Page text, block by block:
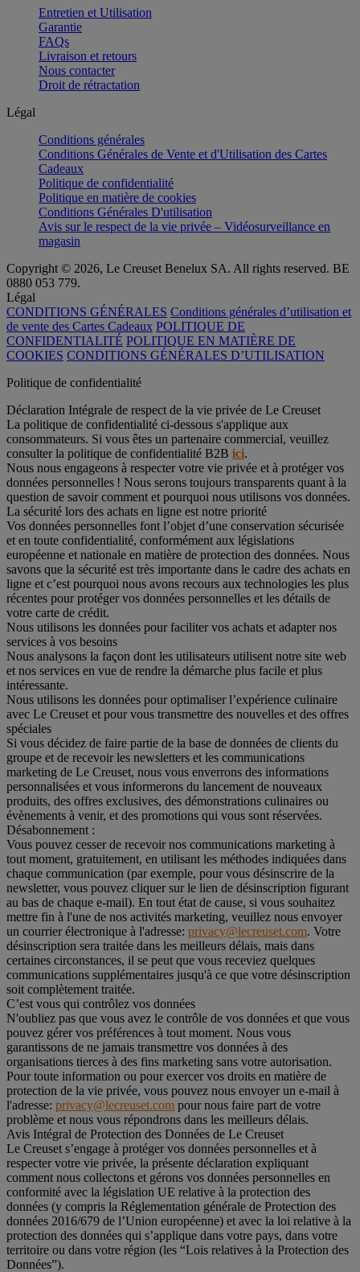
Entretien et Utilisation
Garantie
FAQs
Livraison et retours
Nous contacter
Droit de rétractation
Légal
Conditions générales
Conditions Générales de Vente et d'Utilisation des Cartes
Cadeaux
Politique de confidentialité
Politique en matière de cookies
Conditions Générales D'utilisation
Avis sur le respect de la vie privée – Vidéosurveillance en
magasin
Copyright © 2026, Le Creuset Benelux SA. All rights reserved. BE
0880 053 779.
Légal
CONDITIONS GÉNÉRALES Conditions générales d’utilisation et
de vente des Cartes Cadeaux POLITIQUE DE
CONFIDENTIALITÉ POLITIQUE EN MATIÈRE DE
COOKIES CONDITIONS GÉNÉRALES D’UTILISATION
Politique de confidentialité
Déclaration Intégrale de respect de la vie privée de Le Creuset
La politique de confidentialité ci-dessous s'applique aux
consommateurs. Si vous êtes un partenaire commercial, veuillez
consulter la politique de confidentialité B2B ici.
Nous nous engageons à respecter votre vie privée et à protéger vos
données personnelles ! Nous serons toujours transparents quant à la
question de savoir comment et pourquoi nous utilisons vos données.
La sécurité lors des achats en ligne est notre priorité
Vos données personnelles font l’objet d’une conservation sécurisée
et en toute confidentialité, conformément aux législations
européenne et nationale en matière de protection des données. Nous
savons que la sécurité est très importante dans le cadre des achats en
ligne et c’est pourquoi nous avons recours aux technologies les plus
récentes pour protéger vos données personnelles et les détails de
votre carte de crédit.
Nous utilisons les données pour faciliter vos achats et adapter nos
services à vos besoins
Nous analysons la façon dont les utilisateurs utilisent notre site web
et nos services en vue de rendre la démarche plus facile et plus
intéressante.
Nous utilisons les données pour optimaliser l’expérience culinaire
avec Le Creuset et pour vous transmettre des nouvelles et des offres
spéciales
Si vous décidez de faire partie de la base de données de clients du
groupe et de recevoir les newsletters et les communications
marketing de Le Creuset, nous vous enverrons des informations
personnalisées et vous informerons du lancement de nouveaux
produits, des offres exclusives, des démonstrations culinaires ou
évènements à venir, et des promotions qui vous sont réservées.
Désabonnement :
Vous pouvez cesser de recevoir nos communications marketing à
tout moment, gratuitement, en utilisant les méthodes indiquées dans
chaque communication (par exemple, pour vous désinscrire de la
newsletter, vous pouvez cliquer sur le lien de désinscription figurant
au bas de chaque e-mail). En tout état de cause, si vous souhaitez
mettre fin à l'une de nos activités marketing, veuillez nous envoyer
un courrier électronique à l'adresse: privacy@lecreuset.com. Votre
désinscription sera traitée dans les meilleurs délais, mais dans
certaines circonstances, il se peut que vous receviez quelques
communications supplémentaires jusqu'à ce que votre désinscription
soit complètement traitée.
C’est vous qui contrôlez vos données
N'oubliez pas que vous avez le contrôle de vos données et que vous
pouvez gérer vos préférences à tout moment. Nous vous
garantissons de ne jamais transmettre vos données à des
organisations tierces à des fins marketing sans votre autorisation.
Pour toute information ou pour exercer vos droits en matière de
protection de la vie privée, vous pouvez nous envoyer un e-mail à
l'adresse: privacy@lecreuset.com pour nous faire part de votre
problème et nous vous répondrons dans les meilleurs délais.
Avis Intégral de Protection des Données de Le Creuset
Le Creuset s’engage à protéger vos données personnelles et à
respecter votre vie privée, la présente déclaration expliquant
comment nous collectons et gérons vos données personnelles en
conformité avec la législation UE relative à la protection des
données (y compris la Réglementation générale de Protection des
données 2016/679 de l’Union européenne) et avec la loi relative à la
protection des données qui s’applique dans votre pays, dans votre
territoire ou dans votre région (les “Lois relatives à la Protection des
Données”).